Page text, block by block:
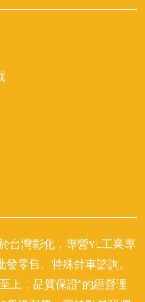
台灣彰化，專營YL工業專
零售、特殊針車諮詢。
上，品質保證”的經營理